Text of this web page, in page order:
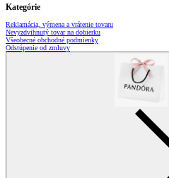
Kategórie
Reklamácia, výmena a vrátenie tovaru
Nevyzdvihnutý tovar na dobierku
Všeobecné obchodné podmienky
Odstúpenie od zmluvy